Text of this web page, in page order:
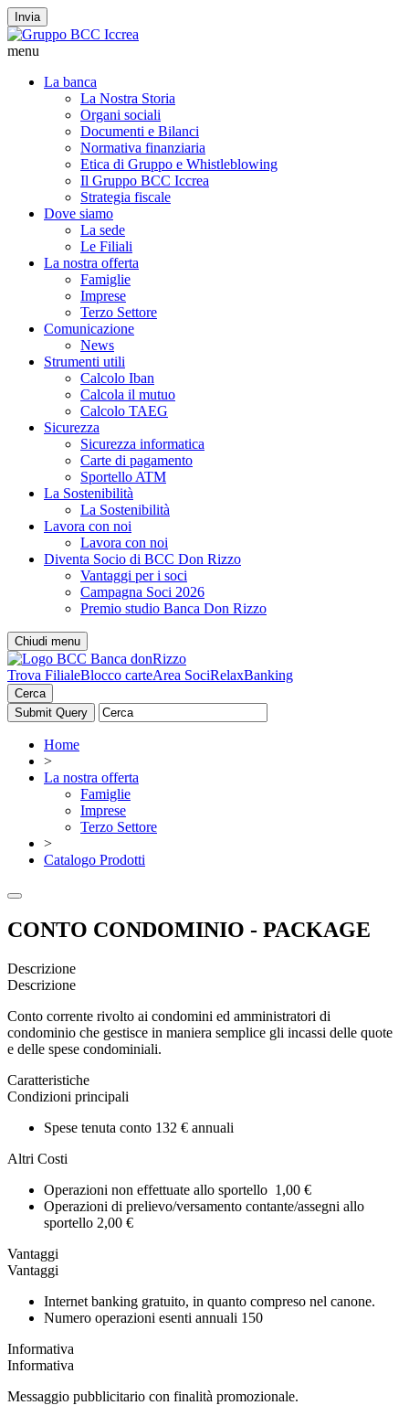
Invia
menu
La banca
La Nostra Storia
Organi sociali
Documenti e Bilanci
Normativa finanziaria
Etica di Gruppo e Whistleblowing
Il Gruppo BCC Iccrea
Strategia fiscale
Dove siamo
La sede
Le Filiali
La nostra offerta
Famiglie
Imprese
Terzo Settore
Comunicazione
News
Strumenti utili
Calcolo Iban
Calcola il mutuo
Calcolo TAEG
Sicurezza
Sicurezza informatica
Carte di pagamento
Sportello ATM
La Sostenibilità
La Sostenibilità
Lavora con noi
Lavora con noi
Diventa Socio di BCC Don Rizzo
Vantaggi per i soci
Campagna Soci 2026
Premio studio Banca Don Rizzo
Chiudi menu
Trova FilialeBlocco carteArea SociRelaxBanking
Cerca
Home
>
La nostra offerta
Famiglie
Imprese
Terzo Settore
>
Catalogo Prodotti
CONTO CONDOMINIO - PACKAGE
Descrizione
Descrizione
Conto corrente rivolto ai condomini ed amministratori di
condominio che gestisce in maniera semplice gli incassi delle quote
e delle spese condominiali.
Caratteristiche
Condizioni principali
Spese tenuta conto 132 € annuali
Altri Costi
Operazioni non effettuate allo sportello 1,00 €
Operazioni di prelievo/versamento contante/assegni allo
sportello 2,00 €
Vantaggi
Vantaggi
Internet banking gratuito, in quanto compreso nel canone.
Numero operazioni esenti annuali 150
Informativa
Informativa
Messaggio pubblicitario con finalità promozionale.